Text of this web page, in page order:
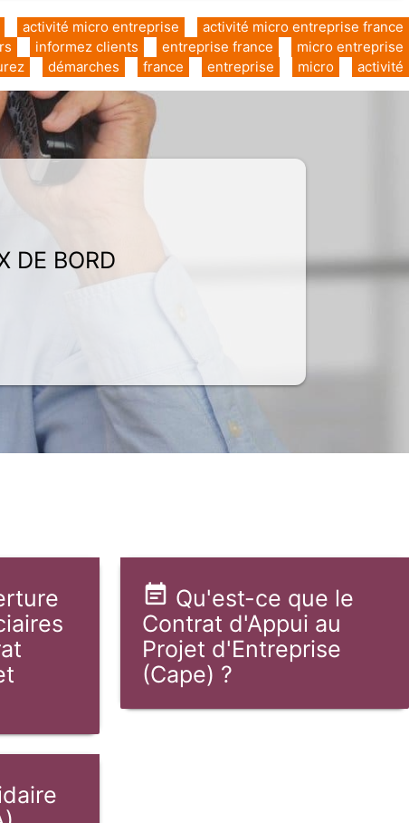
activité micro entreprise france
activité micro entreprise
micro entreprise
entreprise france
informez clients
activité
micro
entreprise
france
démarches
DE BORD
Qu'est-ce que le
Contrat d'Appui au
Projet d'Entreprise
(Cape) ?